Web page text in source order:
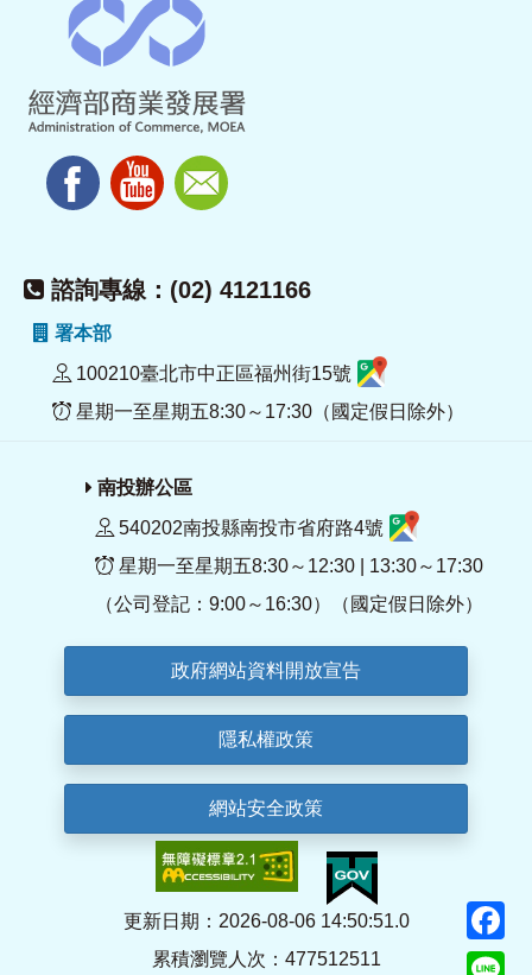
諮詢專線：(02) 4121166
署本部
100210臺北市中正區福州街15號
星期一至星期五8:30～17:30（國定假日除外）
南投辦公區
540202南投縣南投市省府路4號
星期一至星期五8:30～12:30 | 13:30～17:30
（公司登記：9:00～16:30）（國定假日除外）
政府網站資料開放宣告
隱私權政策
網站安全政策
更新日期：2026-08-06 14:50:51.0
累積瀏覽人次：477512511